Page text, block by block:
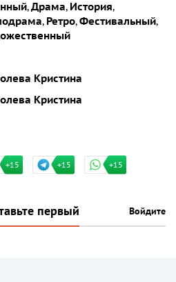
,Драма, История,
, Ретро,Фестивальный,
Кристина
Кристина
+15 +15 +15
первый Войдите